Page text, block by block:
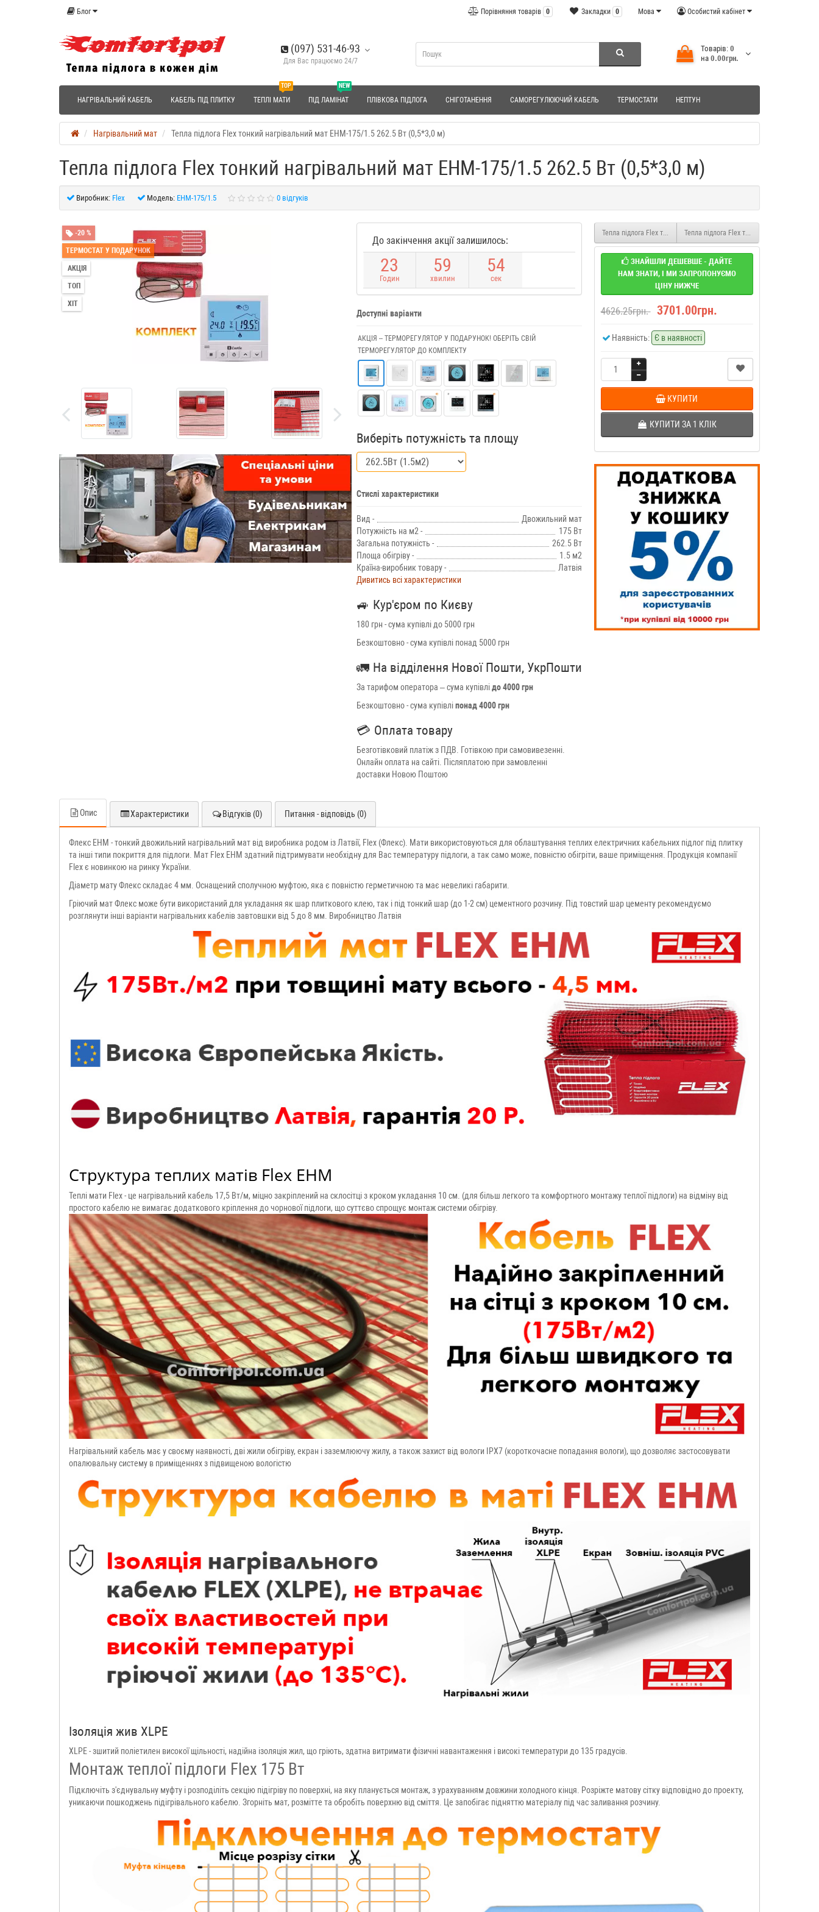
Блог Особистий кабінет
Мова
Закладки 0
Порівняння товарів 0
(097) 531-46-93
Для Вас працюємо 24/7
Товарів: 0
на 0.00грн.
НАГРІВАЛЬНИЙ КАБЕЛЬ КАБЕЛЬ ПІД ПЛИТКУ
TOP
ТЕПЛІ МАТИ
NEW
ПІД ЛАМІНАТ ПЛІВКОВА ПІДЛОГА СНІГОТАНЕННЯ САМОРЕГУЛЮЮЧИЙ КАБЕЛЬ ТЕРМОСТАТИ НЕПТУН
Нагрівальний мат Тепла підлога Flex тонкий нагрівальний мат EHM-175/1.5 262.5 Вт (0,5*3,0 м)
Тепла підлога Flex тонкий нагрівальний мат EHM-175/1.5 262.5 Вт (0,5*3,0 м)
Виробник: Flex Модель: EHM-175/1.5 0 відгуків
-20 %
ТЕРМОСТАТ У ПОДАРУНОК
АКЦІЯ
ТОП
ХІТ
До закінчення акції залишилось:
23
Годин
59
хвилин
53
сек
Доступні варіанти
АКЦІЯ -- ТЕРМОРЕГУЛЯТОР У ПОДАРУНОК! ОБЕРІТЬ СВІЙ
ТЕРМОРЕГУЛЯТОР ДО КОМПЛЕКТУ
Виберіть потужність та площу
Стислі характеристики
Вид -
Двожильний мат
Потужність на м2 -
175 Вт
Загальна потужність -
262.5 Вт
Площа обігріву -
1.5 м2
Країна-виробник товару -
Латвія
Дивитись всі характеристики
🚙 Кур'єром по Києву
180 грн - сума купівлі до 5000 грн
Безкоштовно - сума купівлі понад 5000 грн
🚛 На відділення Нової Пошти, УкрПошти
За тарифом оператора – сума купівлідо 4000 грн
Безкоштовно - сума купівліпонад 4000 грн
💳 Оплата товару
Безготівковий платіж з ПДВ. Готівкою при самовивезенні.
Онлайн оплата на сайті. Післяплатою при замовленні
доставки Новою Поштою
Тепла підлога Flex тонкий нагрівальний мат Flex EHM-175/1.0 175 Вт
Тепла підлога Flex тонкий нагрівальний
ЗНАЙШЛИ ДЕШЕВШЕ - ДАЙТЕ
НАМ ЗНАТИ, І МИ ЗАПРОПОНУЄМО
ЦІНУ НИЖЧЕ
4626.25грн. 3701.00грн.
Наявність: Є в наявності
КУПИТИ
КУПИТИ ЗА 1 КЛIК
Опис Характеристики Відгуків (0) Питання - відповідь (0)
Флекс EHM - тонкий двожильний нагрівальний мат від виробника родом із Латвії, Flex (Флекс). Мати використовуються для облаштування теплих електричних кабельних підлог під плитку
та інші типи покриття для підлоги. Мат Flex EHM здатний підтримувати необхідну для Вас температуру підлоги, а так само може, повністю обігріти, ваше приміщення. Продукція компанії
Flex є новинкою на ринку України.
Діаметр мату Флекс складає 4 мм. Оснащений сполучною муфтою, яка є повністю герметичною та має невеликі габарити.
Гріючий мат Флекс може бути використаний для укладання як шар плиткового клею, так і під тонкий шар (до 1-2 см) цементного розчину. Під товстий шар цементу рекомендуємо
розглянути інші варіанти нагрівальних кабелів завтовшки від 5 до 8 мм. Виробництво Латвія
Структура теплих матів Flex EHM
Теплі мати Flex - це нагрівальний кабель 17,5 Вт/м, міцно закріплений на склосітці з кроком укладання 10 см. (для більш легкого та комфортного монтажу теплої підлоги) на відміну від
простого кабелю не вимагає додаткового кріплення до чорнової підлоги, що суттєво спрощує монтаж системи обігріву.
Нагрівальний кабель має у своєму наявності, дві жили обігріву, екран і заземлюючу жилу, а також захист від вологи IPX7 (короткочасне попадання вологи), що дозволяє застосовувати
опалювальну систему в приміщеннях з підвищеною вологістю
Ізоляція жив XLPE
XLPE - зшитий поліетилен високої щільності, надійна ізоляція жил, що гріють, здатна витримати фізичні навантаження і високі температури до 135 градусів.
Монтаж теплої підлоги Flex 175 Вт
Підключіть з'єднувальну муфту і розподіліть секцію підігріву по поверхні, на яку планується монтаж, з урахуванням довжини холодного кінця. Розріжте матову сітку відповідно до проекту,
уникаючи пошкоджень підігрівального кабелю. Згорніть мат, розмітте та обробіть поверхню від сміття. Це запобігає підняттю матеріалу під час заливання розчину.